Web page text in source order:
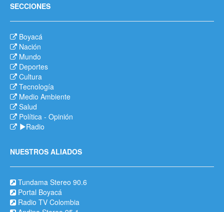
SECCIONES
Boyacá
Nación
Mundo
Deportes
Cultura
Tecnología
Medio Ambiente
Salud
Política - Opinión
Radio
NUESTROS ALIADOS
Tundama Stereo 90.6
Portal Boyacá
Radio TV Colombia